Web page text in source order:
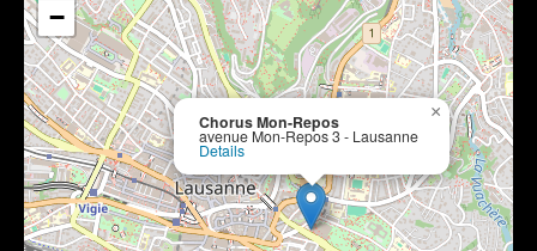
Chorus Mon-Repos
avenue Mon-Repos 3 - Lausanne
Details
×
−